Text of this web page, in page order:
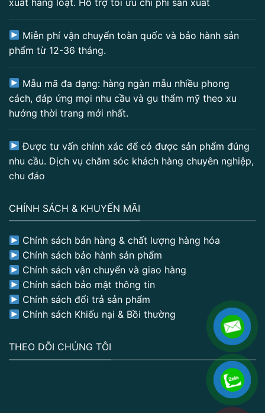
Miễn phí vận chuyển toàn quốc và bảo hành sản
phẩm từ 12-36 tháng.
Mẫu mã đa dạng: hàng ngàn mẫu nhiều phong
cách, đáp ứng mọi nhu cầu và gu thẩm mỹ theo xu
hướng thời trang mới nhất.
Được tư vấn chính xác để có được sản phẩm đúng
nhu cầu. Dịch vụ chăm sóc khách hàng chuyên nghiệp,
chu đáo
CHÍNH SÁCH & KHUYẾN MÃI
Chính sách bán hàng & chất lượng hàng hóa
Chính sách bảo hành sản phẩm
Chính sách vận chuyển và giao hàng
Chính sách bảo mật thông tin
Chính sách đổi trả sản phẩm
Chính sách Khiếu nại & Bồi thường
THEO DÕI CHÚNG TÔI